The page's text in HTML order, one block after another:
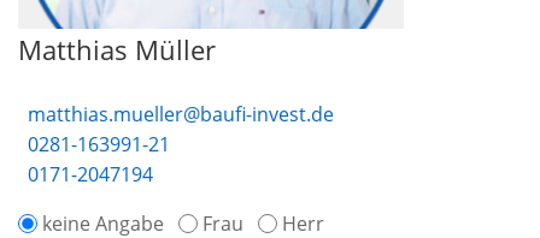
Matthias Müller
matthias.mueller@baufi-invest.de
0281-163991-21
0171-2047194
keine Angabe
Frau Herr